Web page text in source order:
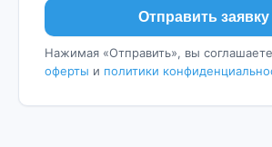
Отправить заявку
Нажимая «Отправить», вы
оферты и политики